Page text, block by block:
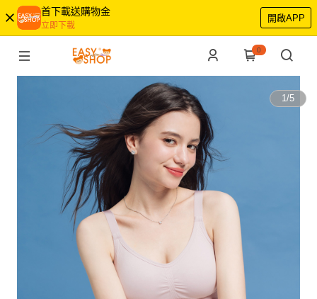
首下載送購物金
立即下載
開啟APP
0
1/5